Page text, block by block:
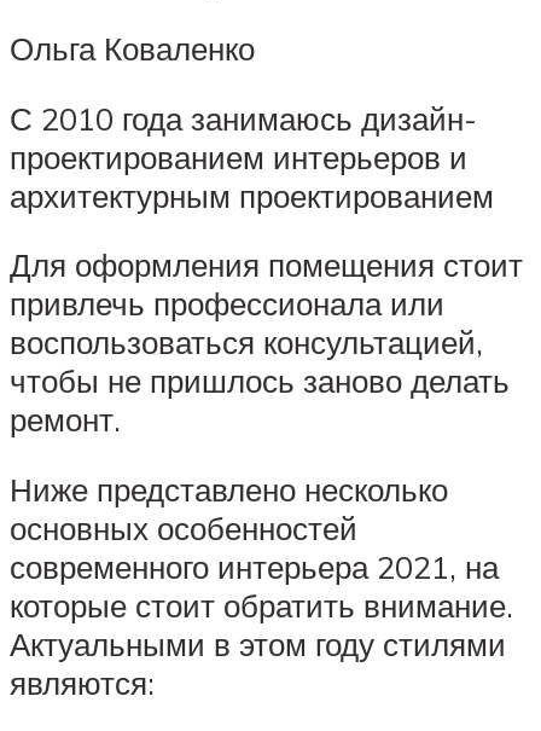
Ольга Коваленко
С 2010 года занимаюсь дизайн-
проектированием интерьеров и
архитектурным проектированием
Для оформления помещения стоит
привлечь профессионала или
воспользоваться консультацией,
чтобы не пришлось заново делать
ремонт.
Ниже представлено несколько
основных особенностей
современного интерьера 2021, на
которые стоит обратить внимание.
Актуальными в этом году стилями
являются: